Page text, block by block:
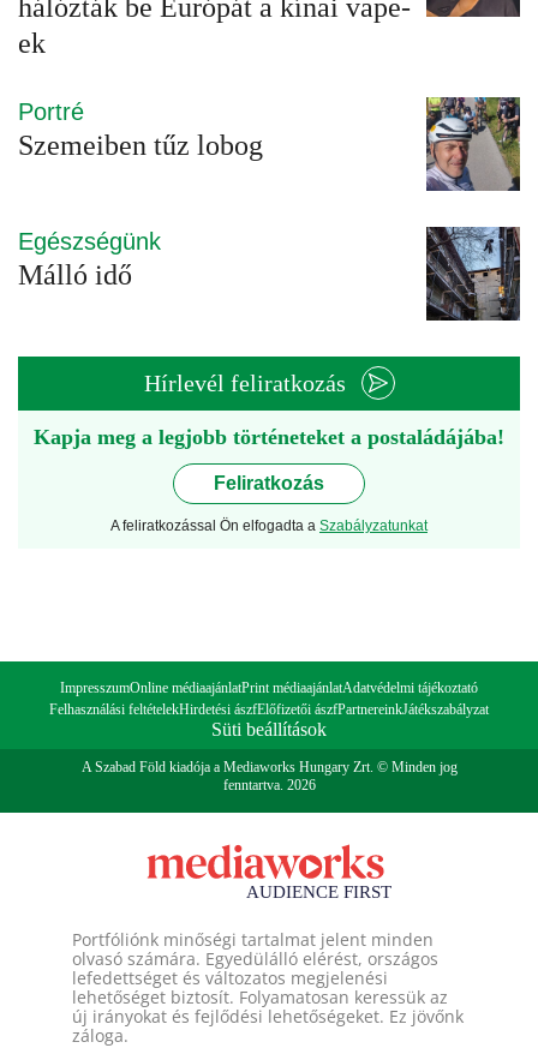
hálózták be Európát a kínai vape-
ek
Portré
Szemeiben tűz lobog
Egészségünk
Málló idő
Hírlevél feliratkozás
Kapja meg a legjobb történeteket a postaládájába!
Feliratkozás
A feliratkozással Ön elfogadta a Szabályzatunkat
ImpresszumOnline médiaajánlatPrint médiaajánlatAdatvédelmi tájékoztató
Felhasználási feltételekHirdetési ászfElőfizetői ászfPartnereinkJátékszabályzat
Süti beállítások
A Szabad Föld kiadója a Mediaworks Hungary Zrt. © Minden jog
fenntartva. 2026
Portfóliónk minőségi tartalmat jelent minden
olvasó számára. Egyedülálló elérést, országos
lefedettséget és változatos megjelenési
lehetőséget biztosít. Folyamatosan keressük az
új irányokat és fejlődési lehetőségeket. Ez jövőnk
záloga.